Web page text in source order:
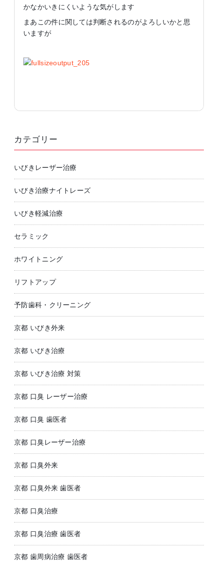
かなかいきにくいような気がします
まあこの件に関しては判断されるのがよろしいかと思
いますが
カテゴリー
いびきレーザー治療
いびき治療ナイトレーズ
いびき軽減治療
セラミック
ホワイトニング
リフトアップ
予防歯科・クリーニング
京都 いびき外来
京都 いびき治療
京都 いびき治療 対策
京都 口臭 レーザー治療
京都 口臭 歯医者
京都 口臭レーザー治療
京都 口臭外来
京都 口臭外来 歯医者
京都 口臭治療
京都 口臭治療 歯医者
京都 歯周病治療 歯医者